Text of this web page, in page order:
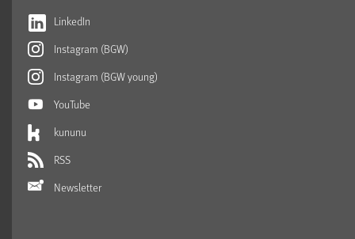
LinkedIn
Instagram (BGW)
Instagram (BGW young)
YouTube
kununu
RSS
Newsletter